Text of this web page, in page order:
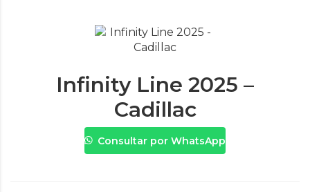
Infinity Line 2025 –
Cadillac
Consultar por WhatsApp